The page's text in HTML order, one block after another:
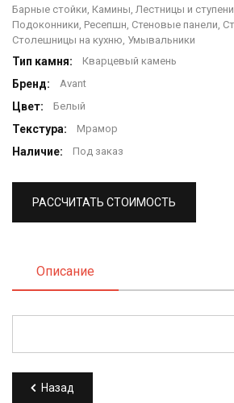
Барные стойки, Камины, Лестницы и
Подоконники, Ресепшн, Стеновые панели,
Столешницы на кухню, Умывальники
Тип камня: Кварцевый камень
Бренд: Avant
Цвет: Белый
Текстура: Мрамор
Наличие: Под заказ
РАССЧИТАТЬ СТОИМОСТЬ
Описание
Назад